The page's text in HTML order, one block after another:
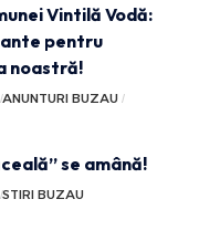
Vintilă Vodă:
pentru
noastră!
ANUNTURI BUZAU
se amână!
STIRI BUZAU